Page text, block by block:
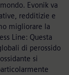
Evonik va
redditizie e
migliorare la
Line: Questa
di perossido
si